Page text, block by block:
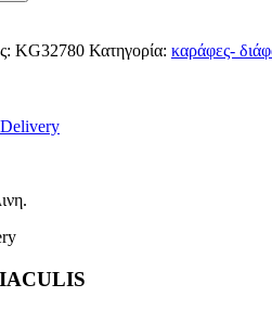
KG32780 Κατηγορία: καράφες-